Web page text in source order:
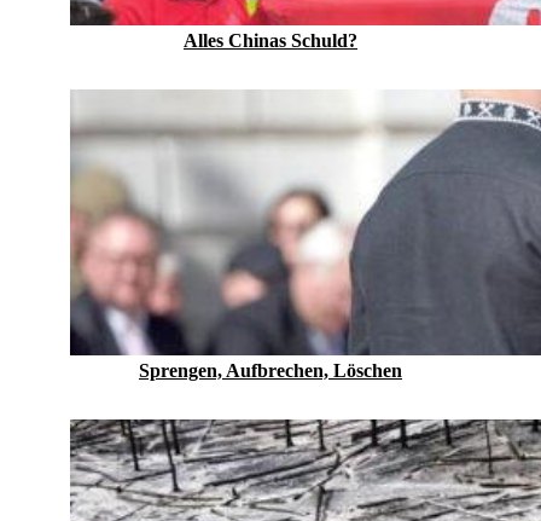
Alles Chinas Schuld?
Sprengen, Aufbrechen, Löschen